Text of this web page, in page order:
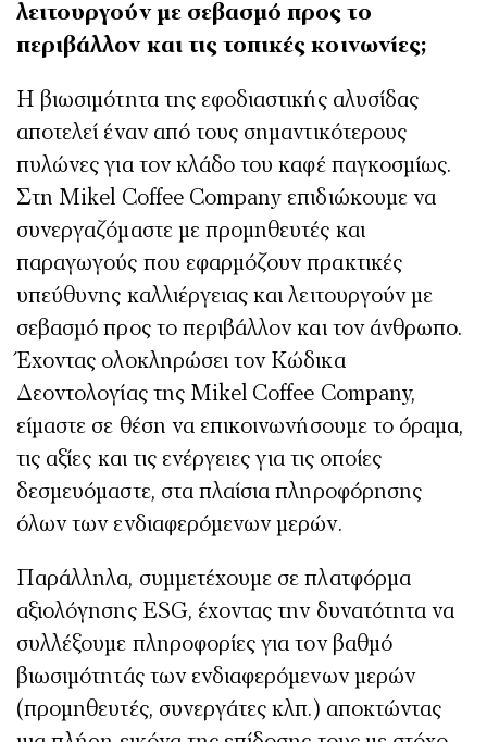
λειτουργούν με σεβασμό προς το
περιβάλλον και τις τοπικές κοινωνίες;
Η βιωσιμότητα της εφοδιαστικής αλυσίδας
αποτελεί έναν από τους σημαντικότερους
πυλώνες για τον κλάδο του καφέ παγκοσμίως.
Στη Mikel Coffee Company επιδιώκουμε να
συνεργαζόμαστε με προμηθευτές και
παραγωγούς που εφαρμόζουν πρακτικές
υπεύθυνης καλλιέργειας και λειτουργούν με
σεβασμό προς το περιβάλλον και τον άνθρωπο.
Έχοντας ολοκληρώσει τον Κώδικα
Δεοντολογίας της Mikel Coffee Company,
είμαστε σε θέση να επικοινωνήσουμε το όραμα,
τις αξίες και τις ενέργειες για τις οποίες
δεσμευόμαστε, στα πλαίσια πληροφόρησης
όλων των ενδιαφερόμενων μερών.
Παράλληλα, συμμετέχουμε σε πλατφόρμα
αξιολόγησης ESG, έχοντας την δυνατότητα να
συλλέξουμε πληροφορίες για τον βαθμό
βιωσιμότητάς των ενδιαφερόμενων μερών
(προμηθευτές, συνεργάτες κλπ.) αποκτώντας